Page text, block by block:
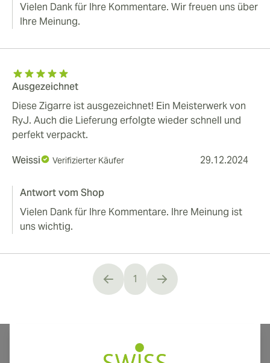
Vielen Dank für Ihre Kommentare. Wir freuen uns über
Ihre Meinung.
Ausgezeichnet
Diese Zigarre ist ausgezeichnet! Ein Meisterwerk von
RyJ. Auch die Lieferung erfolgte wieder schnell und
perfekt verpackt.
Weissi
Verifizierter Käufer 29.12.2024
Antwort vom Shop
Vielen Dank für Ihre Kommentare. Ihre Meinung ist
uns wichtig.
You're currently reading page
1